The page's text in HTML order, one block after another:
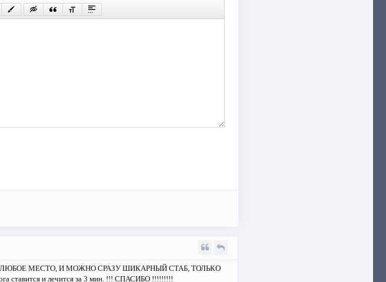
МЕСТО, И МОЖНО СРАЗУ ШИКАРНЫЙ СТАБ, ТОЛЬКО
и лечится за 3 мин. !!! СПАСИБО !!!!!!!!!